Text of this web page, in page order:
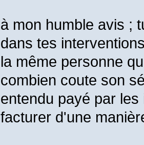
à mon humble avis ;
dans tes
la même personne
combien coute son
entendu payé par
facturer d'une